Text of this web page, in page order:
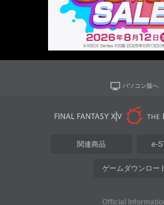
パソコン版へ
関連商品 e-
ゲームダウンロー
Official